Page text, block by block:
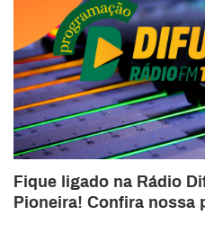
Fique ligado na Rádio
Pioneira! Confira nossa